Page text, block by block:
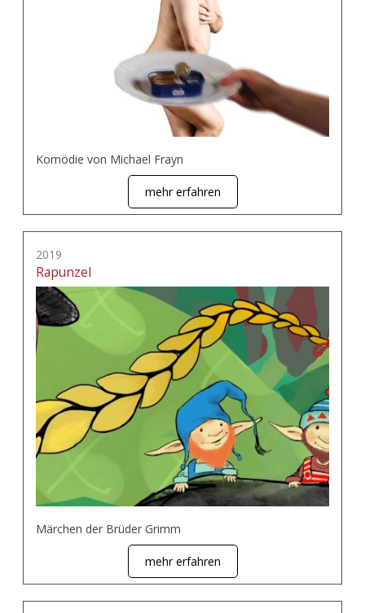
Komödie von Michael Frayn
mehr erfahren
2019
Rapunzel
Märchen der Brüder Grimm
mehr erfahren